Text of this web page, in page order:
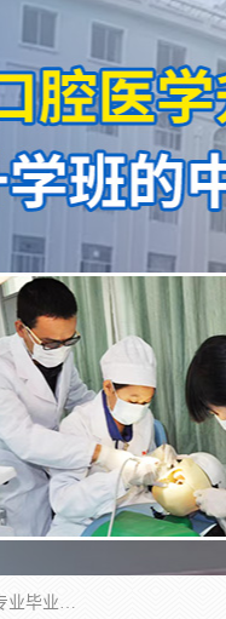
通过医学类院校正规录取从而获取统招全日制大专、本科，学信网可查在校学籍。医学相关专业毕业后可参加执业助理医师与执业医师证书考试（如口腔医学、临床医学、中医学等专业）.